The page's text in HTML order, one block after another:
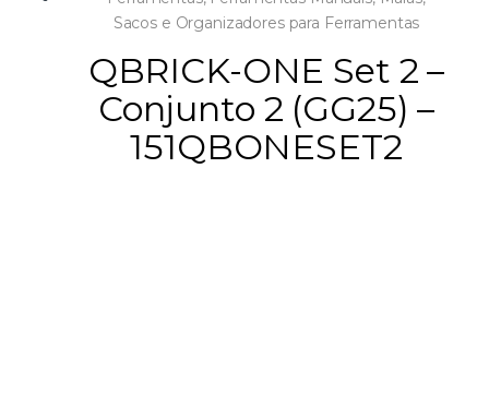
Sacos e Organizadores para Ferramentas
QBRICK-ONE Set 2 –
Conjunto 2 (GG25) –
151QBONESET2